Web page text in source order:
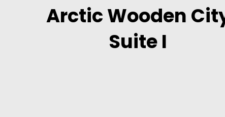
Arctic Wooden
Suite I